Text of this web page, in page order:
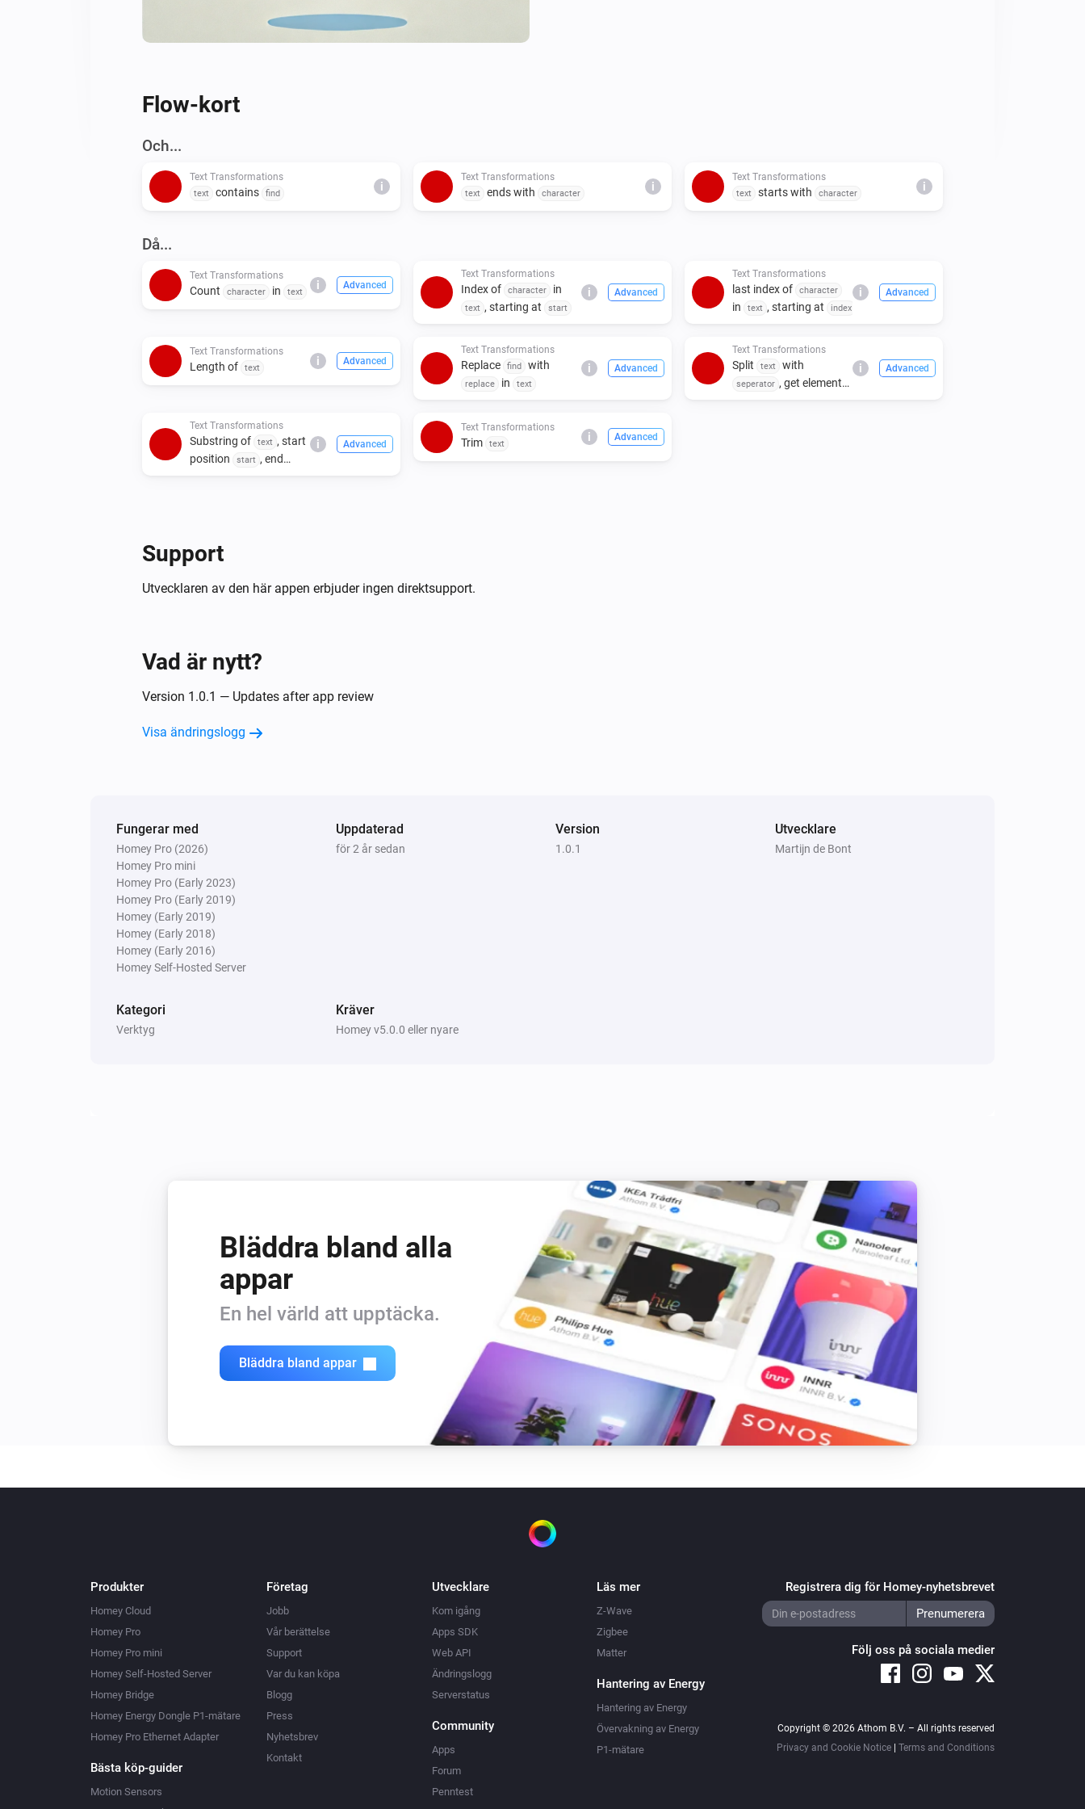
Flow-kort
Och...
Text Transformations
text contains find
i
Text Transformations
text ends with character
i
Text Transformations
text starts with character
i
Då...
Text Transformations
Count character in text
i Advanced
Text Transformations
Index of character in
text , starting at start
i Advanced
Text Transformations
last index of character
in text , starting at index
i Advanced
Text Transformations
Length of text
i Advanced
Text Transformations
Replace find with
replace in text
i Advanced
Text Transformations
Split text with
seperator , get element
i Advanced
Text Transformations
Substring of text , start
position
start , end
i Advanced
Text Transformations
Trim text
i Advanced
Support
Utvecklaren av den här appen erbjuder ingen direktsupport.
Vad är nytt?
Version 1.0.1 — Updates after app review
Visa ändringslogg
Fungerar med
Homey Pro (2026)
Homey Pro mini
Homey Pro (Early 2023)
Homey Pro (Early 2019)
Homey (Early 2019)
Homey (Early 2018)
Homey (Early 2016)
Homey Self-Hosted Server
Uppdaterad
för 2 år sedan
Version
1.0.1
Utvecklare
Martijn de Bont
Kategori
Verktyg
Kräver
Homey v5.0.0 eller nyare
Bläddra bland alla
appar
En hel värld att upptäcka.
Bläddra bland appar
Produkter
Homey Cloud
Homey Pro
Homey Pro mini
Homey Self-Hosted Server
Homey Bridge
Homey Energy Dongle P1-mätare
Homey Pro Ethernet Adapter
Bästa köp-guider
Motion Sensors
Företag
Jobb
Vår berättelse
Support
Var du kan köpa
Blogg
Press
Nyhetsbrev
Kontakt
Utvecklare
Kom igång
Apps SDK
Web API
Ändringslogg
Serverstatus
Community
Apps
Forum
Penntest
Läs mer
Z-Wave
Zigbee
Matter
Hantering av Energy
Hantering av Energy
Övervakning av Energy
P1-mätare
Registrera dig för Homey-nyhetsbrevet
Följ oss på sociala medier
Copyright © 2026 Athom B.V. – All rights reserved
Privacy and Cookie Notice |Terms and Conditions